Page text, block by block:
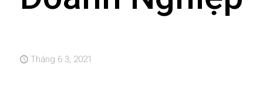
Tháng 6 3, 2021